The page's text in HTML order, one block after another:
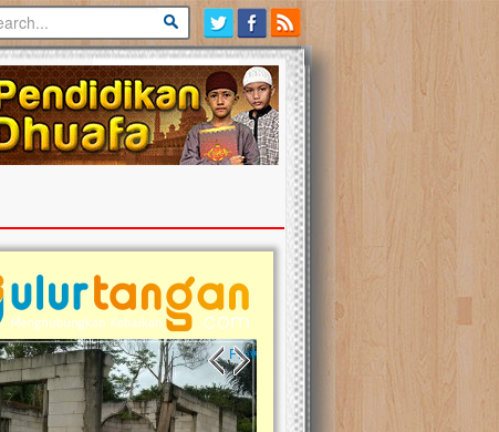
Previous slide
Next slide
Masih Berduka, Ayo Ulurkan
Bantu Mereka
Ulurtangan mari kirimkan dukungan
Open Donasi Wakaf
Rumah Qur'an & TK Islam